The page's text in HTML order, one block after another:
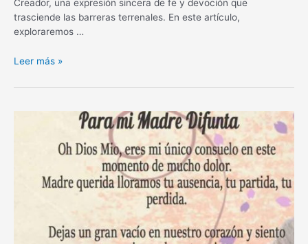
Creador, una expresión sincera de fe y devoción que
trasciende las barreras terrenales. En este artículo,
exploraremos …
Oraciones
Fortaleza
Leer más »